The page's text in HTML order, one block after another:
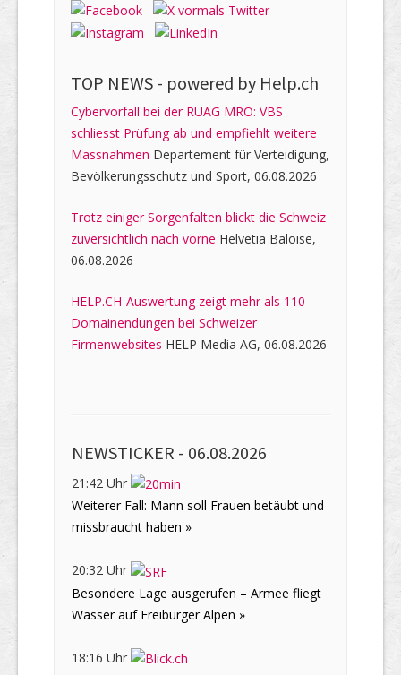
TOP NEWS - powered by Help.ch
Cybervorfall bei der RUAG MRO: VBS
schliesst Prüfung ab und empfiehlt weitere
Massnahmen Departement für Verteidigung,
Bevölkerungsschutz und Sport, 06.08.2026
Trotz einiger Sorgenfalten blickt die Schweiz
zuversichtlich nach vorne Helvetia Baloise,
06.08.2026
HELP.CH-Auswertung zeigt mehr als 110
Domainendungen bei Schweizer
Firmenwebsites HELP Media AG, 06.08.2026
NEWSTICKER - 06.08.2026
21:42 Uhr
Weiterer Fall: Mann soll Frauen betäubt und
missbraucht haben »
20:32 Uhr
Besondere Lage ausgerufen – Armee fliegt
Wasser auf Freiburger Alpen »
18:16 Uhr